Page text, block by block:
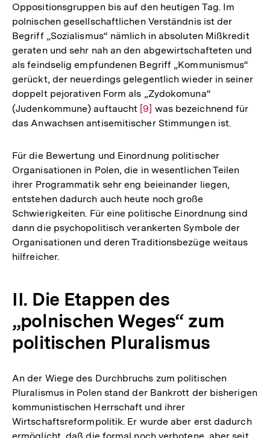
Oppositionsgruppen bis auf den heutigen Tag. Im
polnischen gesellschaftlichen Verständnis ist der
Begriff „Sozialismus“ nämlich in absoluten Mißkredit
geraten und sehr nah an den abgewirtschafteten und
als feindselig empfundenen Begriff „Kommunismus“
gerückt, der neuerdings gelegentlich wieder in seiner
doppelt pejorativen Form als „Zydokomuna“
(Judenkommune) auftaucht Zur
Auflösung
Fußnote
[9] was bezeichnend für
das Anwachsen antisemitischer Stimmungen ist.
Für die Bewertung und Einordnung politischer
Organisationen in Polen, die in wesentlichen Teilen
ihrer Programmatik sehr eng beieinander liegen,
entstehen dadurch auch heute noch große
Schwierigkeiten. Für eine politische Einordnung sind
dann die psychopolitisch verankerten Symbole der
Organisationen und deren Traditionsbezüge weitaus
hilfreicher.
II. Die Etappen des
„polnischen Weges“ zum
politischen Pluralismus
An der Wiege des Durchbruchs zum politischen
Pluralismus in Polen stand der Bankrott der bisherigen
kommunistischen Herrschaft und ihrer
Wirtschaftsreformpolitik. Er wurde aber erst dadurch
ermöglicht, daß die formal noch verbotene, aber seit